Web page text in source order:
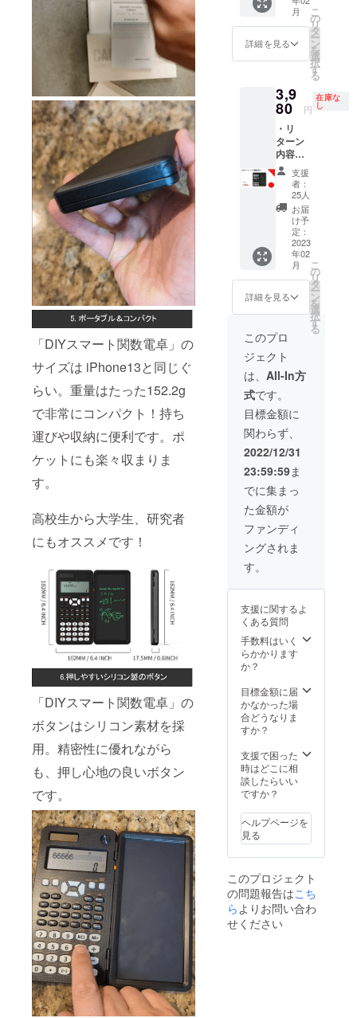
「DIYスマート関数電卓」の
サイズは iPhone13と同じぐ
らい。重量はたった152.2g
で非常にコンパクト！持ち
運びや収納に便利です。ポ
ケットにも楽々収まりま
す。
高校生から大学生、研究者
にもオススメです！
「DIYスマート関数電卓」の
ボタンはシリコン素材を採
用。精密性に優れながら
も、押し心地の良いボタン
です。
ンライ
プなど
にて一
定で
す。
能性も
ござい
ます。
類似商
があり
ます。
頂いた
上でご
支援頂
けます
様お願
い致し
ます。
2023年
03月頃
からオ
ンライ
プなど
にて一
開始予
す。
合等に
より出
荷時期
が遅れ
皆様の
支援に
より量
産効率
が向上
した場
合、正
規販売
価格が
販売予
定価格
より下
がる可
能性も
ござい
ます。
類似商
可能性
ます。
ご了承
頂いた
上でご
支援頂
けます
様お願
い致し
2023年
03月頃
からオ
ンライ
ン
ショッ
プなど
開始予
定で
す。
格：
16,440
円 ※リ
ターン
はすべ
送料込
みの金
額にな
りま
す。 ※
ご注文
状況、
使用部
材の供
給状
況、製
造工程
上の都
合等に
より出
荷時期
が遅れ
ます。
皆様の
支援に
より量
産効率
が向上
した場
合、正
規販売
価格が
販売予
定価格
より下
がる可
能性も
ござい
ます。
類似商
可能性
ます。
ご了承
頂いた
上でご
様お願
い致し
ます。
からオ
ンライ
ン
ショッ
にて一
般販売
開始予
定で
月
詳細を見る
こ
の
リ
タ
ー
ン
を
選
択
す
る
3,9
80 円
在庫な
し
・リ
ターン
内容：
DIYス
マート
関数電
卓x 1
セット
・一般
販売予
定価
格：
5,480円
※リター
ンはす
べて
税・送
料込み
の金額
になり
ます。
※ご注文
状況、
使用部
材の供
給状
況、製
造工程
上の都
合等に
より出
荷時期
が遅れ
る場合
皆様の
より量
産効率
が向上
した場
合、正
価格が
販売予
定価格
より下
能性も
ござい
ます。
類似商
生する
可能性
があり
ます。
頂いた
上でご
支援頂
けます
様お願
支援
者：
25人
お届
け予
定：
2023
年02
月
詳細を見る
こ
の
リ
タ
ー
ン
を
選
択
す
る
このプロ
ジェクト
は、 All-In方
式です。
目標金額に
関わらず、
2022/12/31
23:59:59ま
でに集まっ
た金額が
ファンディ
ングされま
す。
支援に関するよ
くある質問
手数料はいく
らかかります
か？
目標金額に届
かなかった場
合どうなりま
すか？
支援で困った
時はどこに相
談したらいい
ですか？
ヘルプページを
見る
このプロジェクト
の問題報告はこち
ら よりお問い合わ
せください